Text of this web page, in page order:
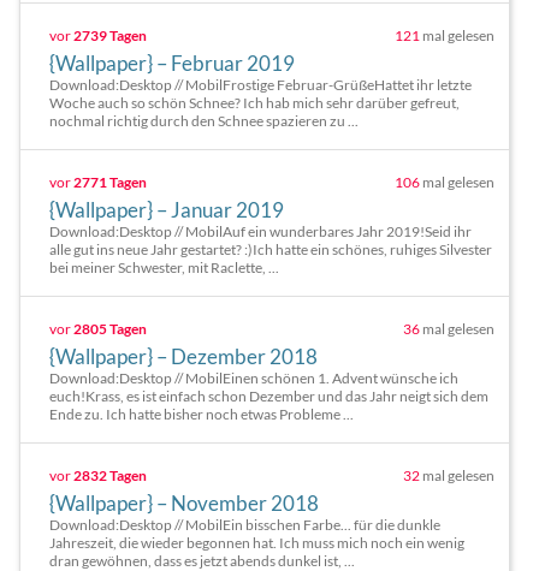
vor2739 Tagen 121 mal gelesen
{Wallpaper} – Februar 2019
Download:Desktop // MobilFrostige Februar-GrüßeHattet ihr letzte
Woche auch so schön Schnee? Ich hab mich sehr darüber gefreut,
nochmal richtig durch den Schnee spazieren zu ...
vor2771 Tagen 106 mal gelesen
{Wallpaper} – Januar 2019
Download:Desktop // MobilAuf ein wunderbares Jahr 2019!Seid ihr
alle gut ins neue Jahr gestartet? :)Ich hatte ein schönes, ruhiges Silvester
bei meiner Schwester, mit Raclette, ...
vor2805 Tagen 36 mal gelesen
{Wallpaper} – Dezember 2018
Download:Desktop // MobilEinen schönen 1. Advent wünsche ich
euch!Krass, es ist einfach schon Dezember und das Jahr neigt sich dem
Ende zu. Ich hatte bisher noch etwas Probleme ...
vor2832 Tagen 32 mal gelesen
{Wallpaper} – November 2018
Download:Desktop // MobilEin bisschen Farbe... für die dunkle
Jahreszeit, die wieder begonnen hat. Ich muss mich noch ein wenig
dran gewöhnen, dass es jetzt abends dunkel ist, ...